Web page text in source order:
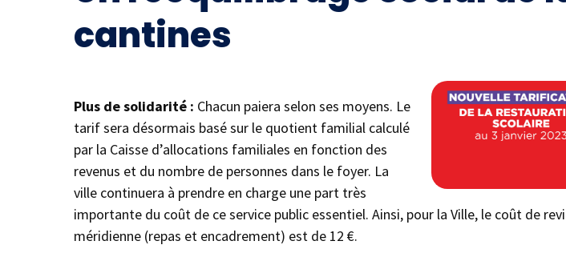
cantines
Plus de solidarité : Chacun paiera selon ses moyens. Le
tarif sera désormais basé sur le quotient familial calculé
par la Caisse d’allocations familiales en fonction des
revenus et du nombre de personnes dans le foyer. La
ville continuera à prendre en charge une part très
importante du coût de ce service public essentiel. Ainsi, pour la Ville, le coût de
méridienne (repas et encadrement) est de 12 €.